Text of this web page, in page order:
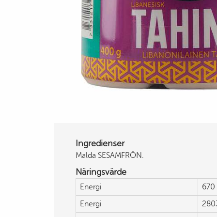
Ingredienser
Malda SESAMFRÖN.
Näringsvärde
Energi
670
Energi